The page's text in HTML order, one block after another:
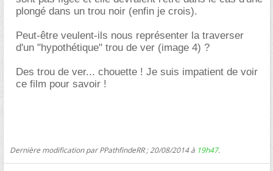
plongé dans un trou noir (enfin je crois).
Peut-être veulent-ils nous représenter la traverser
d'un "hypothétique" trou de ver (image 4) ?
Des trou de ver... chouette ! Je suis impatient de voir
ce film pour savoir !
Dernière modification par PPathfindeRR ; 20/08/2014 à 19h47.